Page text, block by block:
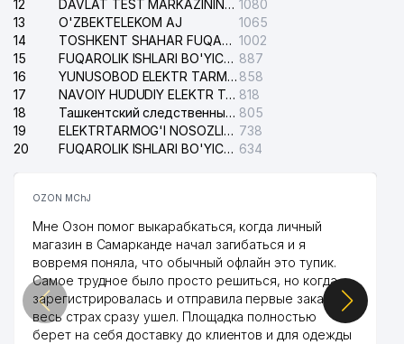
12
DAVLAT TEST MARKAZINING ISHONCH TELEFONLARI 1080
13
O'ZBEKTELEKOM AJ
1065
14
TOSHKENT SHAHAR FUQAROLIK ISHLARI BO'YICHA SUDI 1002
15
FUQAROLIK ISHLARI BO'YICHA YAKKASAROY TUMANLARARO SUDI 887
16
YUNUSOBOD ELEKTR TARMOG'I NOSOZLIKLARI XIZMATI 858
17
NAVOIY HUDUDIY ELEKTR TARMOQLARI KORXONASI AJ 818
18
Ташкентский следственный изолятор 805
19
ELEKTRTARMOG'I NOSOZLIKLARINI TO'ZATISH SERGELI XIZMATI 738
20
FUQAROLIK ISHLARI BO'YICHA UCH-TEPA TUMANI SUDI 634
OZON MChJ
Мне Озон помог выкарабкаться, когда личный
магазин в Самарканде начал загибаться и я
вовремя поняла, что обычный офлайн это тупик.
Самое трудное было просто решиться, но когда
зарегистрировалась и отправила первые заказы,
весь страх сразу ушел. Площадка полностью
берет на себя доставку до клиентов и для одежды